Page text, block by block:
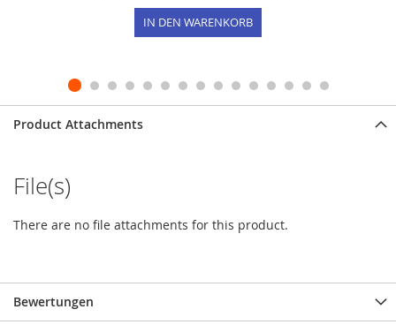
IN DEN WARENKORB
Product Attachments
File(s)
There are no file attachments for this product.
Bewertungen